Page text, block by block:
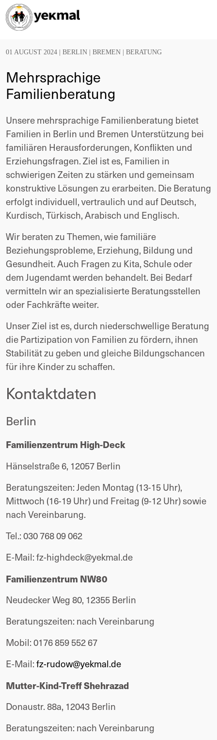
01 AUGUST 2024 | BERLIN BREMEN BERATUNG
Mehrsprachige
Familienberatung
Unsere mehrsprachige Familienberatung bietet
Familien in Berlin und Bremen Unterstützung bei
familiären Herausforderungen, Konflikten und
Erziehungsfragen. Ziel ist es, Familien in
schwierigen Zeiten zu stärken und gemeinsam
konstruktive Lösungen zu erarbeiten. Die Beratung
erfolgt individuell, vertraulich und auf Deutsch,
Kurdisch, Türkisch, Arabisch und Englisch.
Wir beraten zu Themen, wie familiäre
Beziehungsprobleme, Erziehung, Bildung und
Gesundheit. Auch Fragen zu Kita, Schule oder
dem Jugendamt werden behandelt. Bei Bedarf
vermitteln wir an spezialisierte Beratungsstellen
oder Fachkräfte weiter.
Unser Ziel ist es, durch niederschwellige Beratung
die Partizipation von Familien zu fördern, ihnen
Stabilität zu geben und gleiche Bildungschancen
für ihre Kinder zu schaffen.
Kontaktdaten
Berlin
Familienzentrum High-Deck
Hänselstraße 6, 12057 Berlin
Beratungszeiten: Jeden Montag (13-15 Uhr),
Mittwoch (16-19 Uhr) und Freitag (9-12 Uhr) sowie
nach Vereinbarung.
Tel.: 030 768 09 062
E-Mail: fz-highdeck@yekmal.de
Familienzentrum NW80
Neudecker Weg 80, 12355 Berlin
Beratungszeiten: nach Vereinbarung
Mobil: 0176 859 552 67
E-Mail: fz-rudow@yekmal.de
Mutter-Kind-Treff Shehrazad
Donaustr. 88a, 12043 Berlin
Beratungszeiten: nach Vereinbarung